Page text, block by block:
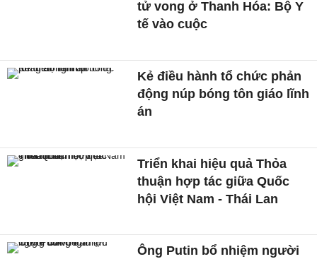
tử vong ở Thanh Hóa: Bộ Y
tế vào cuộc
Kẻ điều hành tổ chức phản
động núp bóng tôn giáo lĩnh
án
Triển khai hiệu quả Thỏa
thuận hợp tác giữa Quốc
hội Việt Nam - Thái Lan
Ông Putin bổ nhiệm người